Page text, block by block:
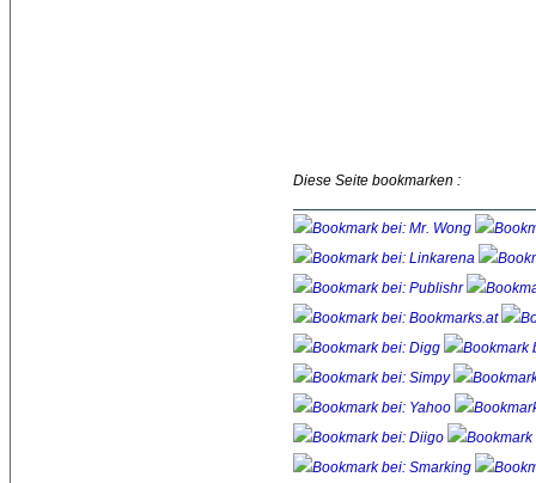
Diese Seite bookmarken :